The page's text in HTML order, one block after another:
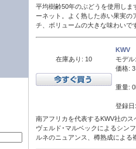
平均樹齢50年のぶどうを使用し
ーネット。よく熟した赤い果実
チ、ボリュームの大きな味わいで
在庫あり: 10
KWV
モデル:
価格:
重量:
登録
南アフリカを代表するKWV社の
ヴェルド･マルベックによるシン
ルネのニュアンス、樽熟成によ